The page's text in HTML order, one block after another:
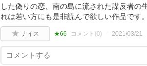
した偽りの恋、南の島に流された謀反者の
れは若い方にも是非読んで欲しい作品です。
ナイス ★66 コメント(0) 2021/03/21